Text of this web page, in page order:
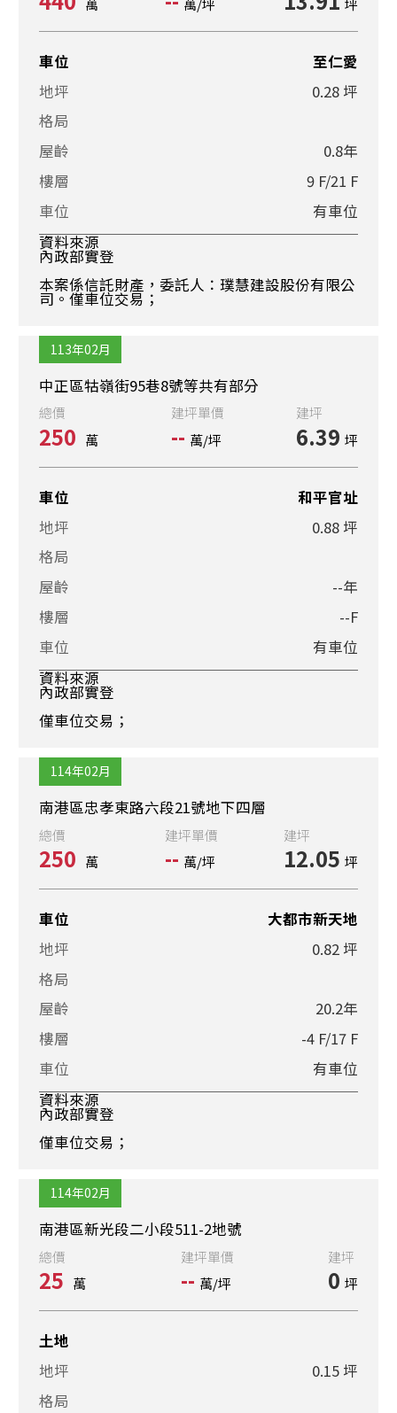
萬 萬/坪 坪
車位
至仁愛
地坪
0.28 坪
格局
屋齡
0.8年
樓層
9 F/21 F
車位
有車位
資料來源
內政部實登
本案係信託財產，委託人：璞慧建設股份有限公
司。僅車位交易；
113年02月
中正區牯嶺街95巷8號等共有部分
總價
250 萬
建坪單價
-- 萬/坪
建坪
6.39 坪
車位
和平官址
地坪
0.88 坪
格局
屋齡
--年
樓層
--F
車位
有車位
資料來源
內政部實登
僅車位交易；
114年02月
南港區忠孝東路六段21號地下四層
總價
250 萬
建坪單價
-- 萬/坪
建坪
12.05 坪
車位
大都市新天地
地坪
0.82 坪
格局
屋齡
20.2年
樓層
-4 F/17 F
車位
有車位
資料來源
內政部實登
僅車位交易；
114年02月
南港區新光段二小段511-2地號
總價
25 萬
建坪單價
-- 萬/坪
建坪
0 坪
土地
地坪
0.15 坪
格局